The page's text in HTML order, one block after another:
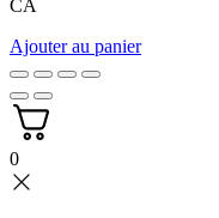
CA
Ajouter au panier
0